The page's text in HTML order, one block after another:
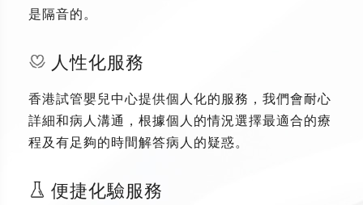
是隔音的。
人性化服務
香港試管嬰兒中心提供個人化的服務，我們會耐心
詳細和病人溝通，根據個人的情況選擇最適合的療
程及有足夠的時間解答病人的疑惑。
便捷化驗服務